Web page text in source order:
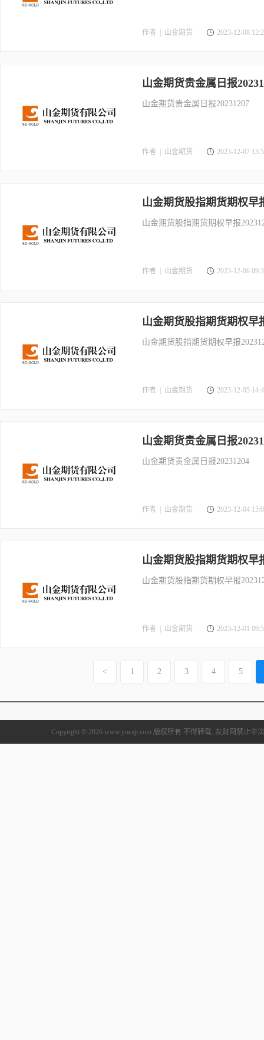
作者 | 山金期货 2023-12-08
山金期货贵金属日报
山金期货贵金属日报20231207
作者 | 山金期货 2023-12-07
山金期货股指期货期权早
山金期货股指期货期权早报
作者 | 山金期货 2023-12-06
山金期货股指期货期权早
山金期货股指期货期权早报
作者 | 山金期货 2023-12-05
山金期货贵金属日报
山金期货贵金属日报20231204
作者 | 山金期货 2023-12-04
山金期货股指期货期权早
山金期货股指期货期权早报
作者 | 山金期货 2023-12-01
< 1 2 3 4 5
Copyright © 2026 www.yocajr.com 版权所有 不得转载. 友财网禁止非